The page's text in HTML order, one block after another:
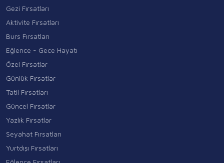
Gezi Fırsatları
Aktivite Fırsatları
Burs Fırsatları
Eğlence - Gece Hayatı
Özel Fırsatlar
Günlük Fırsatlar
Tatil Fırsatları
Güncel Fırsatlar
Yazlık Fırsatlar
Seyahat Fırsatları
Yurtdışı Fırsatları